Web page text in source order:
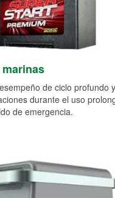
marinas
de ciclo profundo
durante el uso
de emergencia.